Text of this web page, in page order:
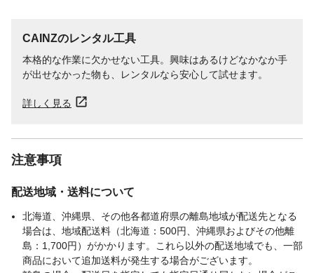
CAINZのレンタル工具
本格的な作業に欠かせない工具。興味はあるけどなかなか手
が出せなかった物も、レンタルなら安心して試せます。
詳しく見る
注意事項
配送地域・送料について
北海道、沖縄県、その他各都道府県の離島地域が配送先となる
場合は、地域配送料（北海道：500円、沖縄県およびその他離
島：1,700円）がかかります。これら以外の配送地域でも、一部
商品において追加送料が発生する場合がございます。